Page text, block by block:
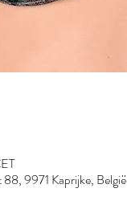
9971 Kaprijke, België